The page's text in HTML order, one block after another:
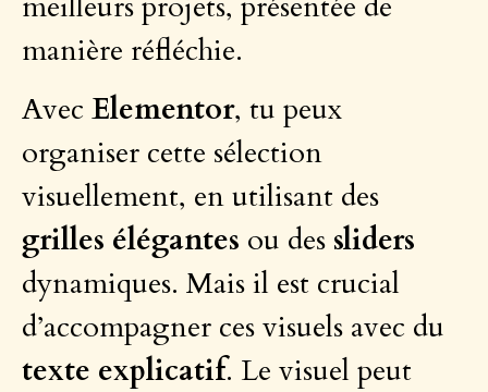
manière réfléchie.
Avec Elementor, tu peux
organiser cette sélection
visuellement, en utilisant des
grilles élégantes ou des sliders
dynamiques. Mais il est crucial
d’accompagner ces visuels avec du
texte explicatif. Le visuel peut